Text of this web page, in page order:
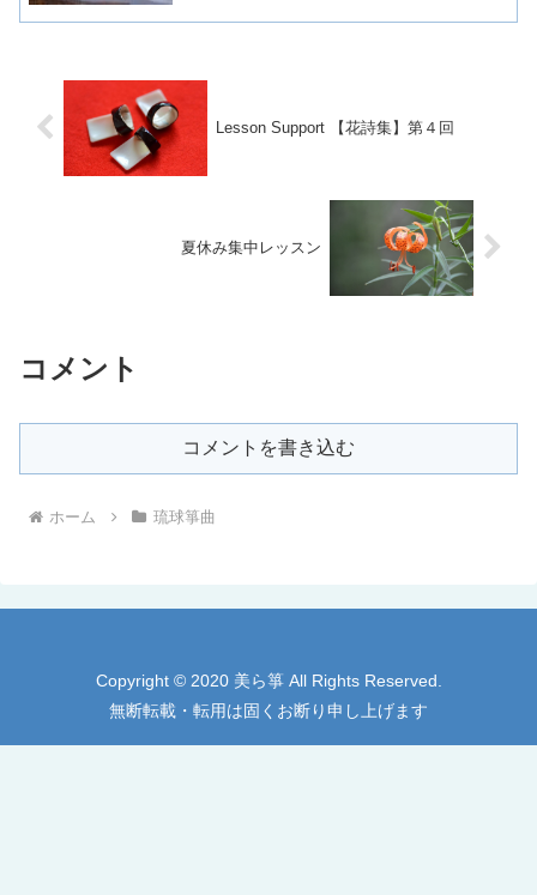
Lesson Support 【花詩集】第４回
夏休み集中レッスン
コメント
コメントを書き込む
ホーム 琉球箏曲
Copyright © 2020 美ら箏 All Rights Reserved.
無断転載・転用は固くお断り申し上げます